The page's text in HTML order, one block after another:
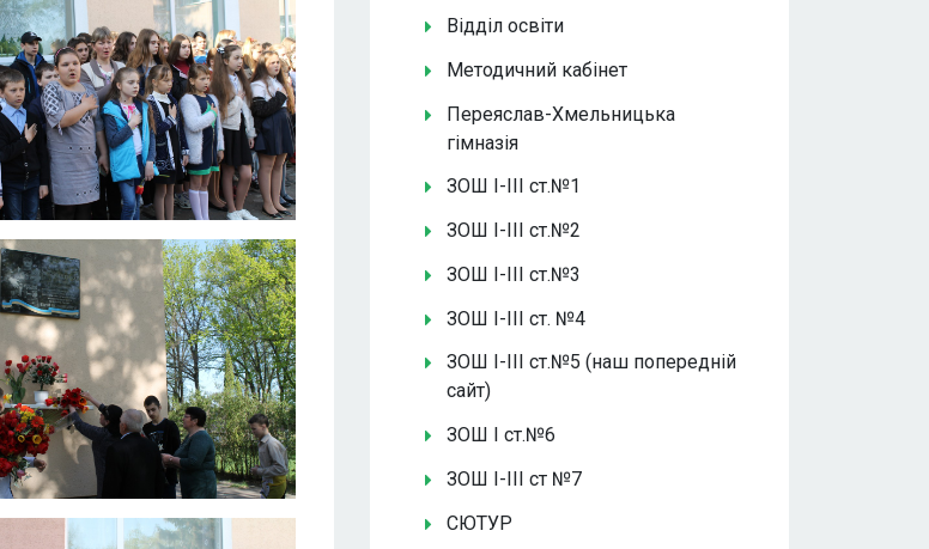
Відділ освіти
Методичний кабінет
Переяслав-Хмельницька
гімназія
ЗОШ І-ІІІ ст.№1
ЗОШ І-ІІІ ст.№2
ЗОШ І-ІІІ ст.№3
ЗОШ І-ІІІ ст. №4
ЗОШ І-ІІІ ст.№5 (наш попередній
сайт)
ЗОШ І ст.№6
ЗОШ І-ІІІ ст №7
СЮТУР